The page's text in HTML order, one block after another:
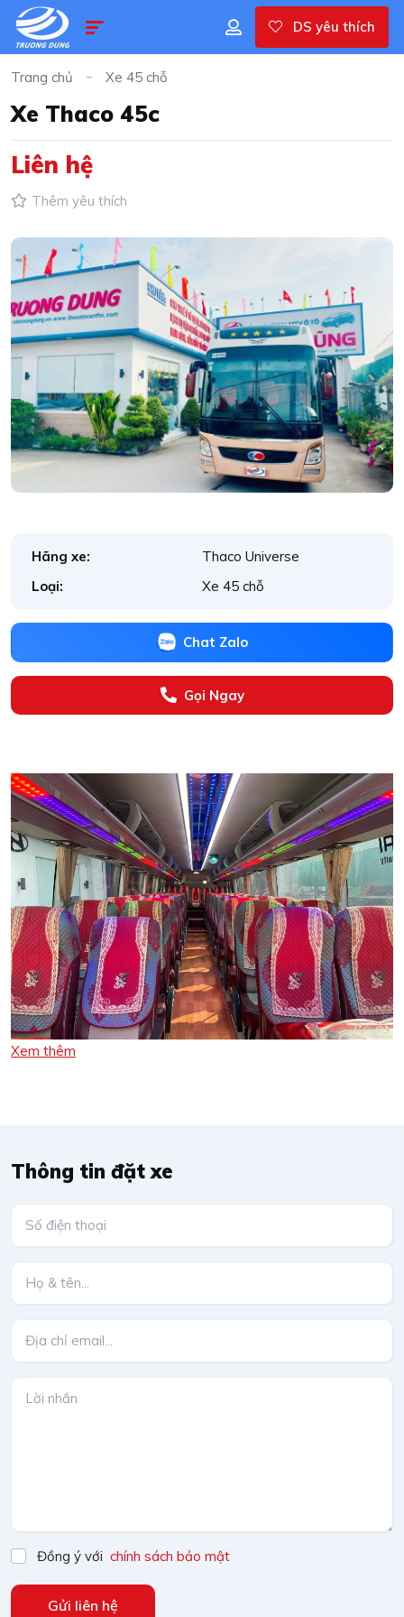
DS yêu thích
Trang chủ Xe 45 chỗ
Xe Thaco 45c
Liên hệ
Thêm yêu thích
Hãng xe:
Thaco Universe
Loại:
Xe 45 chỗ
Chat Zalo
Gọi Ngay
Xem thêm
Thông tin đặt xe
Đồng ý với chính sách bảo mật
Gửi liên hệ